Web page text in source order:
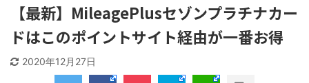
【最新】MileagePlusセゾンプラチナカー
ドはこのポイントサイト経由が一番お得
2020年12月27日